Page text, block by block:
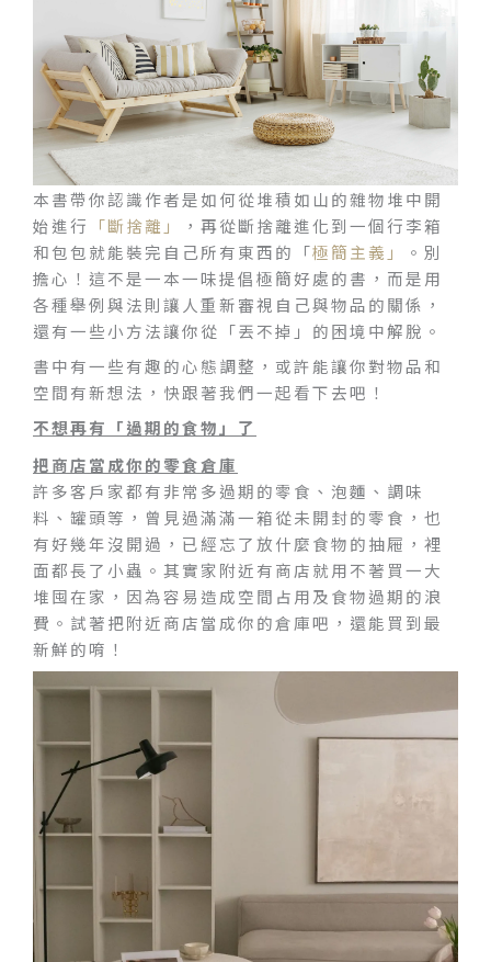
本書帶你認識作者是如何從堆積如山的雜物堆中開
始進行
「斷捨離」
，再從斷捨離進化到一個行李箱
和包包就能裝完自己所有東西的「極簡主義」
。別
擔心！這不是一本一味提倡極簡好處的書，而是用
各種舉例與法則讓人重新審視自己與物品的關係，
還有一些小方法讓你從「丟不掉」的困境中解脫。
書中有一些有趣的心態調整，或許能讓你對物品和
空間有新想法，快跟著我們一起看下去吧！
不想再有「過期的食物」了
把商店當成你的零食倉庫
許多客戶家都有非常多過期的零食、泡麵、調味
料、罐頭等，曾見過滿滿一箱從未開封的零食，也
有好幾年沒開過，已經忘了放什麼食物的抽屜，裡
面都長了小蟲。其實家附近有商店就用不著買一大
堆囤在家，因為容易造成空間占用及食物過期的浪
費。試著把附近商店當成你的倉庫吧，還能買到最
新鮮的唷！